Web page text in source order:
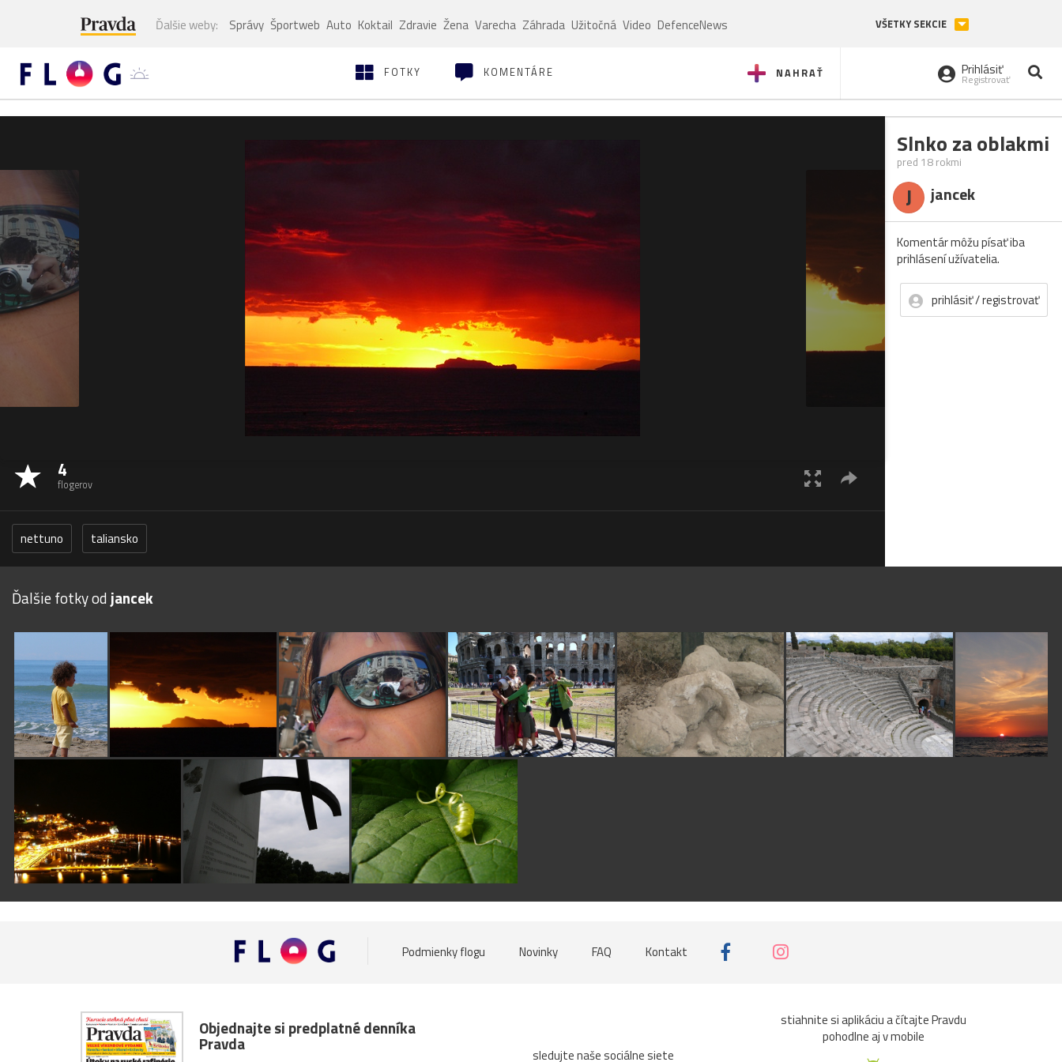
Ďalšie weby: Správy Športweb Auto Koktail Zdravie Žena Varecha Záhrada Užitočná Video DefenceNews VŠETKY SEKCIE
NAHRAŤ
FOTKY KOMENTÁRE Prihlásiť
Registrovať
4
flogerov
nettuno taliansko
Slnko za oblakmi
pred 18 rokmi
J jancek
Komentár môžu písať iba
prihlásení užívatelia.
prihlásiť / registrovať
Ďalšie fotky odjancek
Podmienky flogu Novinky FAQ Kontakt
Objednajte si predplatné denníka
Pravda
sledujte naše sociálne siete
stiahnite si aplikáciu a čítajte Pravdu
pohodlne aj v mobile